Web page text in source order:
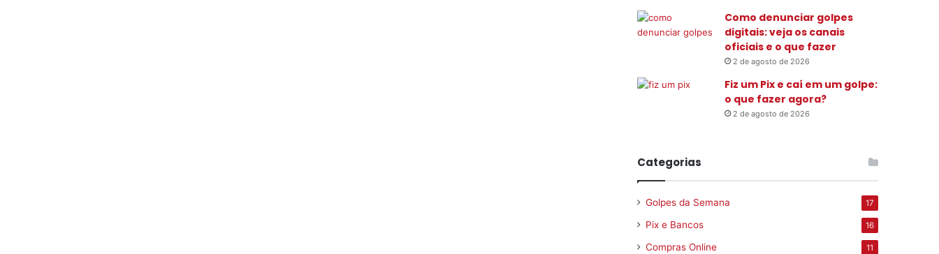
Como denunciar golpes
digitais: veja os canais
oficiais e o que fazer
2 de agosto de 2026
Fiz um Pix e caí em um golpe:
o que fazer agora?
2 de agosto de 2026
Categorias
Golpes da Semana 17
Pix e Bancos 16
Compras Online 11